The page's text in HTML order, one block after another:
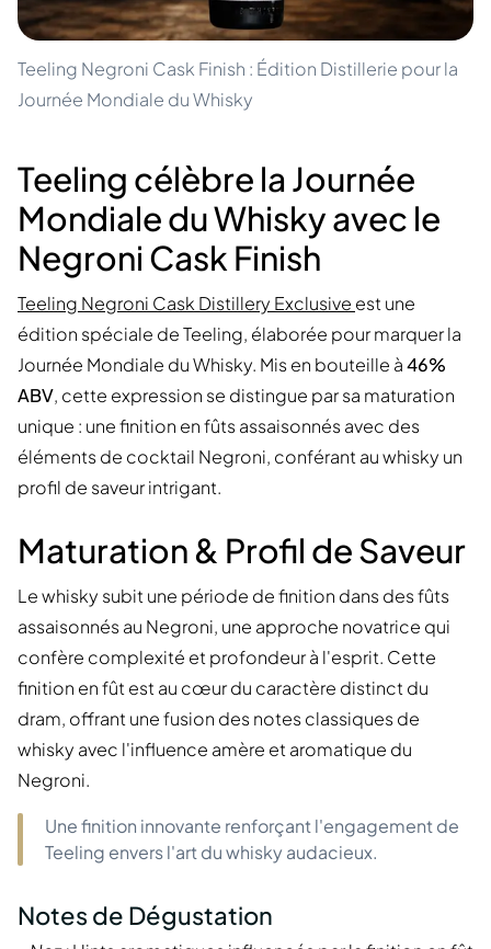
Teeling Negroni Cask Finish : Édition Distillerie pour la
Journée Mondiale du Whisky
Teeling célèbre la Journée
Mondiale du Whisky avec le
Negroni Cask Finish
Teeling Negroni Cask Distillery Exclusive est une
édition spéciale de Teeling, élaborée pour marquer la
Journée Mondiale du Whisky. Mis en bouteille à46%
ABV, cette expression se distingue par sa maturation
unique : une finition en fûts assaisonnés avec des
éléments de cocktail Negroni, conférant au whisky un
profil de saveur intrigant.
Maturation & Profil de Saveur
Le whisky subit une période de finition dans des fûts
assaisonnés au Negroni, une approche novatrice qui
confère complexité et profondeur à l'esprit. Cette
finition en fût est au cœur du caractère distinct du
dram, offrant une fusion des notes classiques de
whisky avec l'influence amère et aromatique du
Negroni.
Une finition innovante renforçant l'engagement de
Teeling envers l'art du whisky audacieux.
Notes de Dégustation